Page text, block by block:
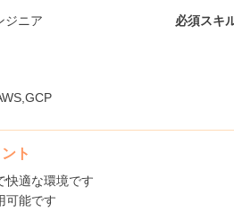
ジニア 必須スキ
ト
快適な環境です
可能です